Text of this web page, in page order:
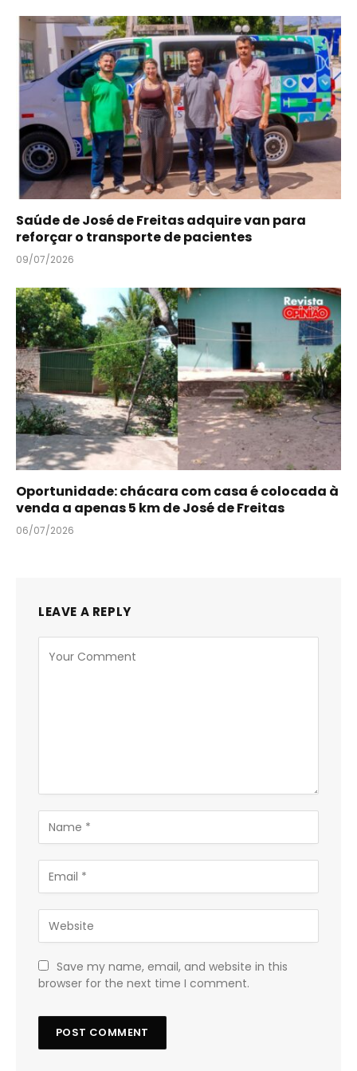
Saúde de José de Freitas adquire van para
reforçar o transporte de pacientes
09/07/2026
Oportunidade: chácara com casa é colocada à
venda a apenas 5 km de José de Freitas
06/07/2026
LEAVE A REPLY
Save my name, email, and website in this
browser for the next time I comment.